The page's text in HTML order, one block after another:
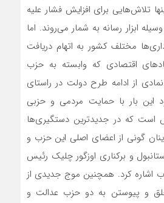
تلاش‌هایی برای افزایش فشار علیه
ابزار رسانه به شمار می‌روند. اما
مختلف کشور به اتهام دریافت
اقتصادی که وابسته به حزب
از ادامه طرح دولت در راستای
این بار با حمایت مردمی و حزبی
که در جدیدترین دستگیری‌ها
گونی از اعضای اصلی این حزب و
و برکناری اوزگور چلیک رئیس
اشاره کرد. همچنین موج جدیدی از
و پیوستن به دو حزب عدالت و